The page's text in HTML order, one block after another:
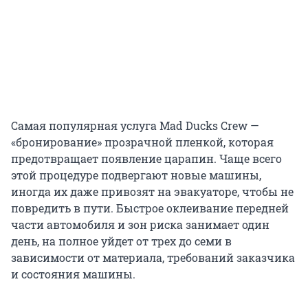
Самая популярная услуга Mad Ducks Crew —
«бронирование» прозрачной пленкой, которая
предотвращает появление царапин. Чаще всего
этой процедуре подвергают новые машины,
иногда их даже привозят на эвакуаторе, чтобы не
повредить в пути. Быстрое оклеивание передней
части автомобиля и зон риска занимает один
день, на полное уйдет от трех до семи в
зависимости от материала, требований заказчика
и состояния машины.